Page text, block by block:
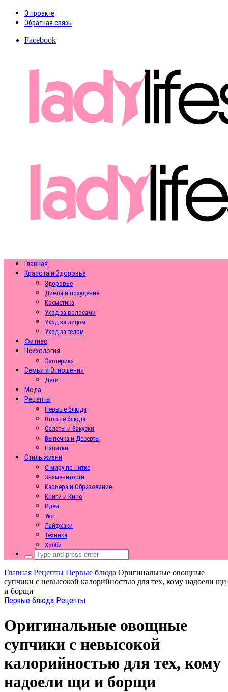
О проекте
Обратная связь
Facebook
Главная
Красота и Здоровье
Здоровье
Диеты и похудение
Косметика
Уход за волосами
Уход за лицом
Уход за телом
Фитнес
Психология
Эзотерика
Семья и Отношения
Дети
Мода
Рецепты
Первые блюда
Вторые блюда
Салаты и Закуски
Выпечка и Десерты
Напитки
Стиль жизни
С миру по нитке
Знаменитости
Карьера и Образование
Книги и Кино
Идеи
Уют
Лайфхаки
Техника
Хобби
Search
for:
Главная Рецепты Первые блюда Оригинальные овощные
супчики с невысокой калорийностью для тех, кому надоели щи
и борщи
Первые блюда Рецепты
Оригинальные овощные
супчики с невысокой
калорийностью для тех, кому
надоели щи и борщи